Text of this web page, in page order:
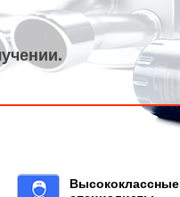
Высококлассные